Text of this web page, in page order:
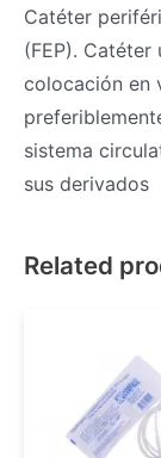
Catéter
(FEP).
colocación en
sistema
sus derivados
Related